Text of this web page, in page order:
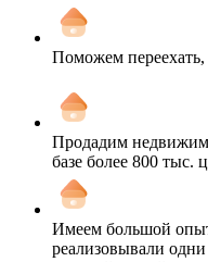
Поможем переехать,
Продадим
базе более 800 тыс.
Имеем большой
реализовывали